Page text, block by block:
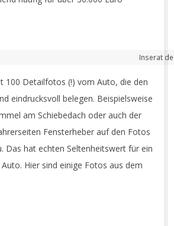
Inserat
100 Detailfotos (!) vom Auto, die den
eindrucksvoll belegen. Beispielsweise
am Schiebedach oder auch der
Fensterheber auf den Fotos
Das hat echten Seltenheitswert für ein
Hier sind einige Fotos aus dem